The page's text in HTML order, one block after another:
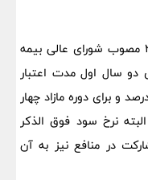
بر اساس ماده ۳ آیین نامه شماره ۲/۶۸ مصوب شورای عالی بیمه
دو سال اول مدت اعتبار
نامه ۱۶ درصد، برای دو سال بعد ۱۳ درصد و برای دوره مازاد چهار
البته نرخ سود فوق الذکر
در منافع نیز به آن